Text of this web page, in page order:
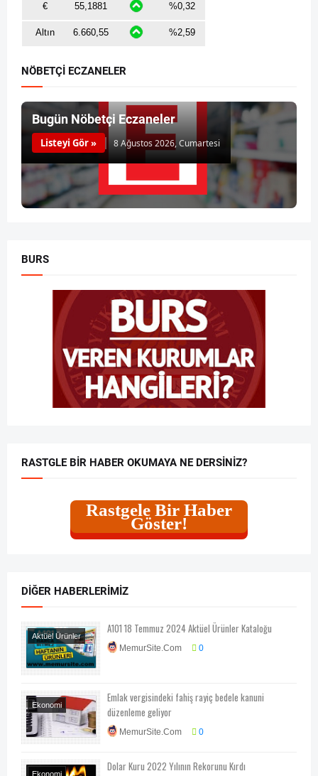
NÖBETÇİ ECZANELER
Bugün Nöbetçi Eczaneler
Listeyi Gör » 8 Ağustos 2026, Cumartesi
BURS
RASTGLE BIR HABER OKUMAYA NE DERSINIZ?
Rastgele Bir Haber
Göster!
DIĞER HABERLERIMIZ
Aktüel Ürünler
A101 18 Temmuz 2024 Aktüel Ürünler Kataloğu
MemurSite.Com 0
Ekonomi
Ekonomi-Piyasa-
Kampanya
Genel
Emlak vergisindeki fahiş rayiç bedele kanuni
düzenleme geliyor
MemurSite.Com 0
Ekonomi
Dolar Kuru 2022 Yılının Rekorunu Kırdı